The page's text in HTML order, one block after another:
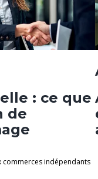
: ce que
de
commerces indépendants